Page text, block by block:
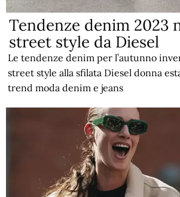
Tendenze denim 2023
street style da Diesel
Le tendenze denim per l’autunno
street style alla sfilata Diesel donna
trend moda denim e jeans